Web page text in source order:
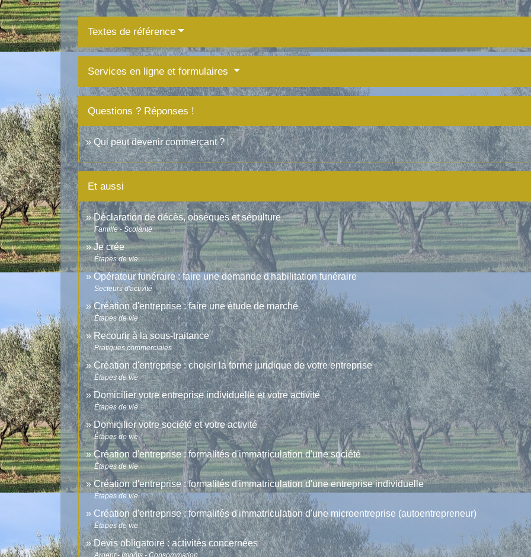
Textes de référence
Services en ligne et formulaires
Questions ? Réponses !
Qui peut devenir commerçant ?
Et aussi
Déclaration de décès, obsèques et sépulture
Famille - Scolarité
Je crée
Étapes de vie
Opérateur funéraire : faire une demande d'habilitation funéraire
Secteurs d'activité
Création d'entreprise : faire une étude de marché
Étapes de vie
Recourir à la sous-traitance
Pratiques commerciales
Création d'entreprise : choisir la forme juridique de votre entreprise
Étapes de vie
Domicilier votre entreprise individuelle et votre activité
Étapes de vie
Domicilier votre société et votre activité
Étapes de vie
Création d'entreprise : formalités d'immatriculation d'une société
Étapes de vie
Création d'entreprise : formalités d'immatriculation d'une entreprise individuelle
Étapes de vie
Création d'entreprise : formalités d'immatriculation d'une microentreprise (autoentrepreneur)
Étapes de vie
Devis obligatoire : activités concernées
Argent - Impôts - Consommation